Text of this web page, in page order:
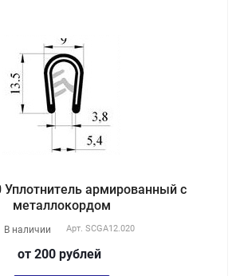
Уплотнитель армированный с
металлокордом
В наличии Арт. SCGA12.020
от 200 рублей